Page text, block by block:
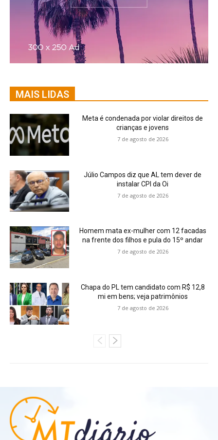
MAIS LIDAS
Meta é condenada por violar direitos de
crianças e jovens
7 de agosto de 2026
Júlio Campos diz que AL tem dever de
instalar CPI da Oi
7 de agosto de 2026
Homem mata ex-mulher com 12 facadas
na frente dos filhos e pula do 15º andar
7 de agosto de 2026
Chapa do PL tem candidato com R$ 12,8
mi em bens; veja patrimônios
7 de agosto de 2026